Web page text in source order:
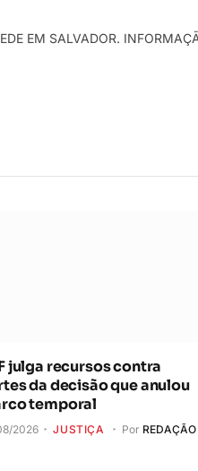
EM SALVADOR.
julga recursos contra
da decisão que anulou
temporal
2026 JUSTIÇA Por REDAÇÃO